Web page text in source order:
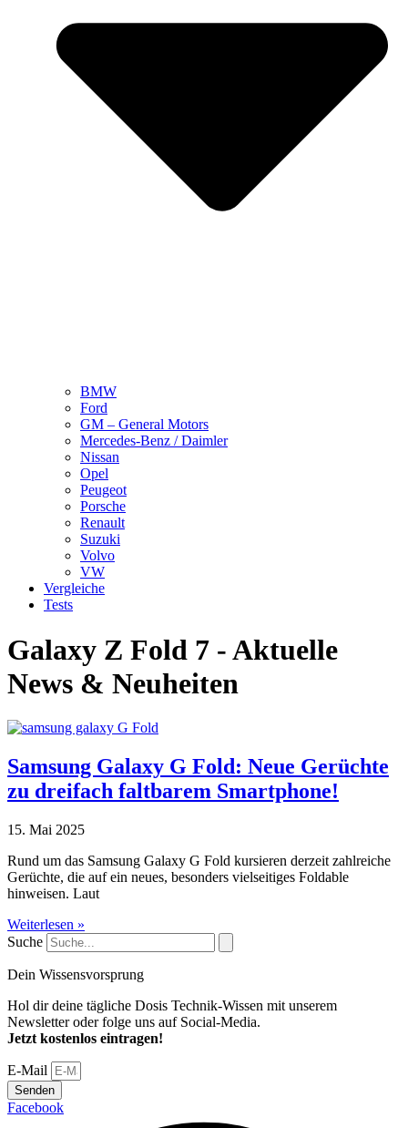
BMW
Ford
GM – General Motors
Mercedes-Benz / Daimler
Nissan
Opel
Peugeot
Porsche
Renault
Suzuki
Volvo
VW
Vergleiche
Tests
Galaxy Z Fold 7 - Aktuelle
News & Neuheiten
Samsung Galaxy G Fold: Neue Gerüchte
zu dreifach faltbarem Smartphone!
15. Mai 2025
Rund um das Samsung Galaxy G Fold kursieren derzeit zahlreiche
Gerüchte, die auf ein neues, besonders vielseitiges Foldable
hinweisen. Laut
Weiterlesen »
Suche
Dein Wissensvorsprung
Hol dir deine tägliche Dosis Technik-Wissen mit unserem
Newsletter oder folge uns auf Social-Media.
Jetzt kostenlos eintragen!
E-Mail
Senden
Facebook